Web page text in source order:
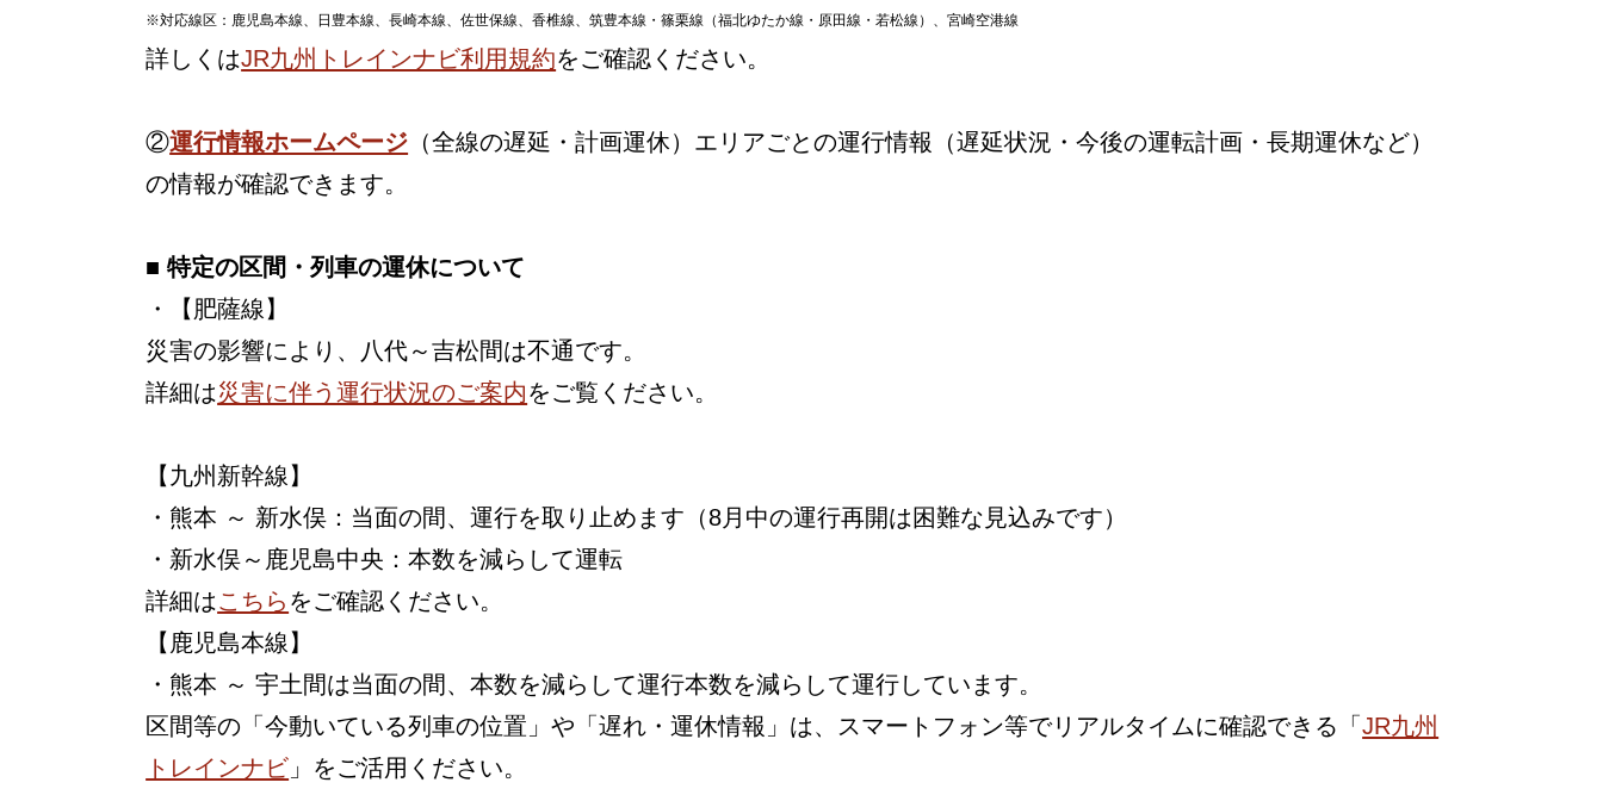
※対応線区：鹿児島本線、日豊本線、長崎本線、佐世保線、香椎線、筑豊本線・篠栗線（福北ゆたか線・原田線・若松線）、宮崎空港線
詳しくはJR九州トレインナビ利用規約をご確認ください。
②運行情報ホームページ （全線の遅延・計画運休）エリアごとの運行情報（遅延状況・今後の運転計画・長期運休など）
の情報が確認できます。
■ 特定の区間・列車の運休について
・【肥薩線】
災害の影響により、八代～吉松間は不通です。
詳細は災害に伴う運行状況のご案内をご覧ください。
【九州新幹線】
・熊本 ～ 新水俣：当面の間、運行を取り止めます（8月中の運行再開は困難な見込みです）
・新水俣～鹿児島中央：本数を減らして運転
詳細はこちら をご確認ください。
【鹿児島本線】
・熊本 ～ 宇土間は当面の間、本数を減らして運行本数を減らして運行しています。
区間等の「今動いている列車の位置」や「遅れ・運休情報」は、スマートフォン等でリアルタイムに確認できる「JR九州
トレインナビ 」をご活用ください。